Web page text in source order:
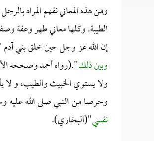
ومن هذه المعاني نفهم المراد
الطيبة. وكلها معاني طهر وعفة
إن الله عز وجل حين خلق بني
وبين ذلك".(رواه أحمد وصححه
ولا يستوي الخبيث والطيب، و لا
وحرصا من النبي صلى الله عليه
نفسي"(البخاري).